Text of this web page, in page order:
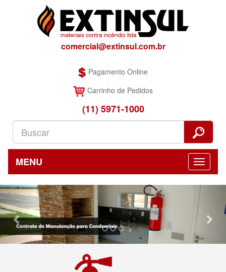
comercial@extinsul.com.br
Pagamento Online
Carrinho de Pedidos
(11) 5971-1000
MENU
Previous